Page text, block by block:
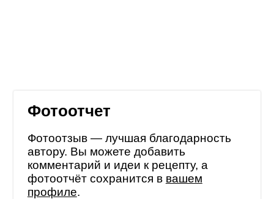
Фотоотчет
Фотоотзыв — лучшая благодарность
автору. Вы можете добавить
комментарий и идеи к рецепту, а
фотоотчёт сохранится в вашем
профиле.